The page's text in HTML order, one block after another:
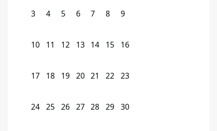
3 4 5 6 7 8 9
10 11 12 13 14 15 16
17 18 19 20 21 22 23
24 25 26 27 28 29 30